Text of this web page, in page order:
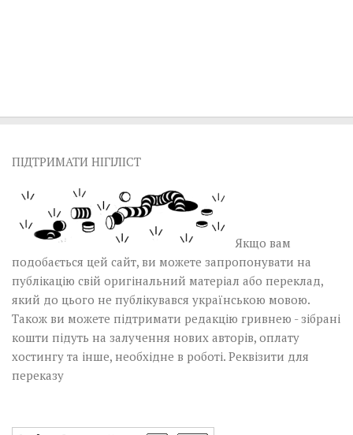
ПІДТРИМАТИ НІГІЛІСТ
Якщо вам
подобається цей сайт, ви можете запропонувати на
публікацію свій оригінальний матеріал або переклад,
який до цього не публікувався українською мовою.
Також ви можете підтримати редакцію гривнею - зібрані
кошти підуть на залучення нових авторів, оплату
хостингу та інше, необхідне в роботі. Реквізити для
переказу